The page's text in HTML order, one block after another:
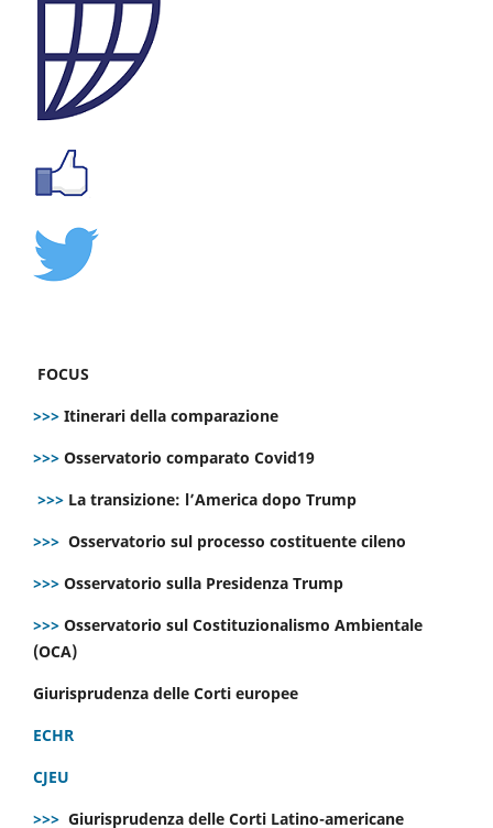
FOCUS
>>> Itinerari della comparazione
>>> Osservatorio comparato Covid19
>>> La transizione: l’America dopo Trump
>>> Osservatorio sul processo costituente cileno
>>> Osservatorio sulla Presidenza Trump
>>> Osservatorio sul Costituzionalismo Ambientale
(OCA)
Giurisprudenza delle Corti europee
ECHR
CJEU
>>> Giurisprudenza delle Corti Latino-americane